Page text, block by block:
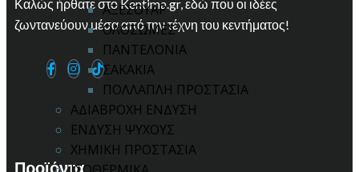
ΑΞΕΣΟΥΑΡ
ΟΛΟΣΩΜΕΣ
ΠΑΝΤΕΛΟΝΙΑ
ΣΑΚΑΚΙΑ
ΠΟΛΛΑΠΛΗ ΠΡΟΣΤΑΣΙΑ
ΑΔΙΑΒΡΟΧΗ ΕΝΔΥΣΗ
ΕΝΔΥΣΗ ΨΥΧΟΥΣ
ΧΗΜΙΚΗ ΠΡΟΣΤΑΣΙΑ
Καλώς ήρθατε στο Kentima.gr, εδώ που οι ιδέες
ζωντανεύουν μέσα από την τέχνη του κεντήματος!
Προϊόντα